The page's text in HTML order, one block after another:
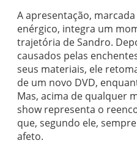
A apresentação,
enérgico, integra um
trajetória de Sandro.
causados pelas
seus materiais, ele
de um novo DVD,
Mas, acima de qualquer
show representa o
que, segundo ele,
afeto.